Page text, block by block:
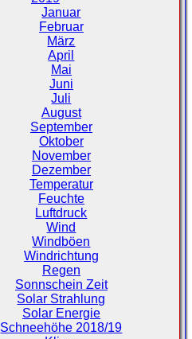
Januar
Februar
März
April
Mai
Juni
Juli
August
September
Oktober
November
Dezember
Temperatur
Feuchte
Luftdruck
Wind
Windböen
Windrichtung
Regen
Sonnschein Zeit
Solar Strahlung
Solar Energie
Schneehöhe 2018/19